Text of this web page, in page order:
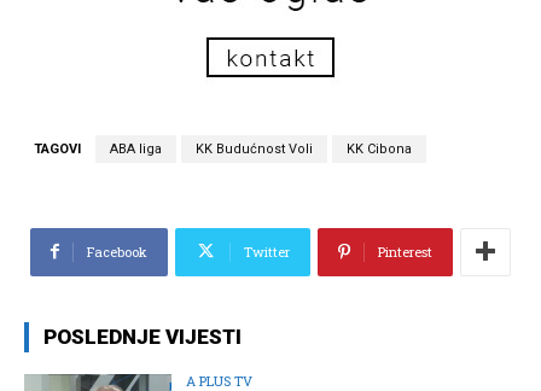
TAGOVI ABA liga KK Budućnost Voli KK Cibona
Facebook Twitter Pinterest
POSLEDNJE VIJESTI
A PLUS TV